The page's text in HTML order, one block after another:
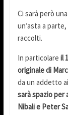
Ci sarà però
un’asta a
raccolti.
In particolare il
originale di
da un addetto
sarà spazio per
Nibali e Peter